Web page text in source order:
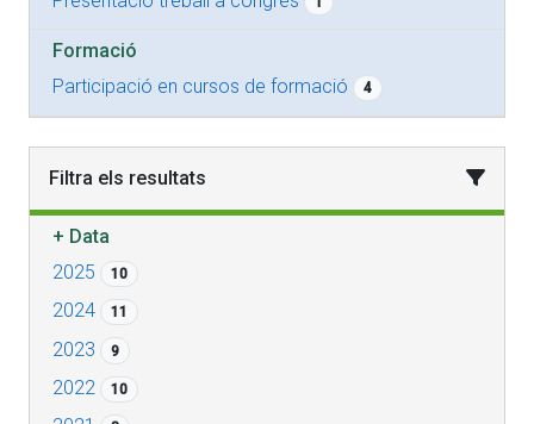
Formació
Participació en cursos de formació
4
Filtra els resultats
+ Data
2025
10
2024 11
2023 9
2022 10